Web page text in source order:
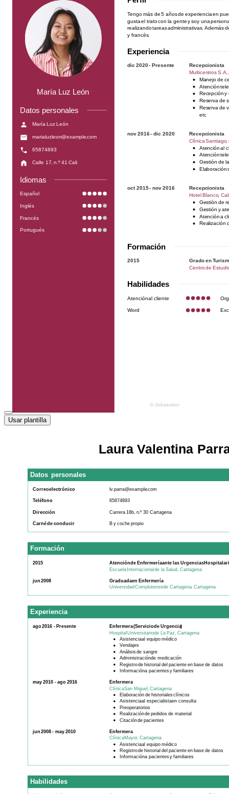
Usar plantilla